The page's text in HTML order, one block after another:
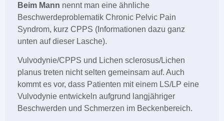
Beim Mann nennt man eine ähnliche
Beschwerdeproblematik Chronic Pelvic Pain
Syndrom, kurz CPPS (Informationen dazu ganz
unten auf dieser Lasche).
Vulvodynie/CPPS und Lichen sclerosus/Lichen
planus treten nicht selten gemeinsam auf. Auch
kommt es vor, dass Patienten mit einem LS/LP eine
Vulvodynie entwickeln aufgrund langjähriger
Beschwerden und Schmerzen im Beckenbereich.